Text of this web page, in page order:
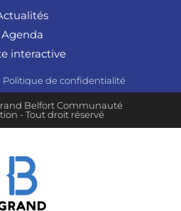
Agenda
interactive
Politique de confidentialité
Belfort Communauté
- Tout droit réservé